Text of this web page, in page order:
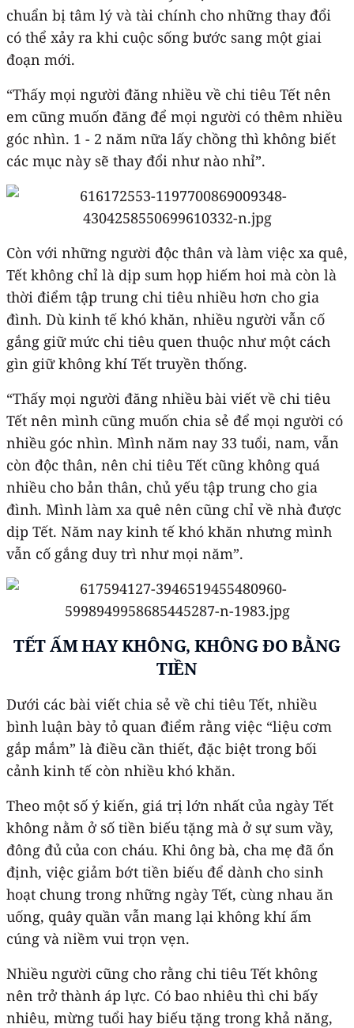
chuẩn bị tâm lý và tài chính cho những thay đổi
có thể xảy ra khi cuộc sống bước sang một giai
đoạn mới.
“Thấy mọi người đăng nhiều về chi tiêu Tết nên
em cũng muốn đăng để mọi người có thêm nhiều
góc nhìn. 1 - 2 năm nữa lấy chồng thì không biết
các mục này sẽ thay đổi như nào nhỉ”.
Còn với những người độc thân và làm việc xa quê,
Tết không chỉ là dịp sum họp hiếm hoi mà còn là
thời điểm tập trung chi tiêu nhiều hơn cho gia
đình. Dù kinh tế khó khăn, nhiều người vẫn cố
gắng giữ mức chi tiêu quen thuộc như một cách
gìn giữ không khí Tết truyền thống.
“Thấy mọi người đăng nhiều bài viết về chi tiêu
Tết nên mình cũng muốn chia sẻ để mọi người có
nhiều góc nhìn. Mình năm nay 33 tuổi, nam, vẫn
còn độc thân, nên chi tiêu Tết cũng không quá
nhiều cho bản thân, chủ yếu tập trung cho gia
đình. Mình làm xa quê nên cũng chỉ về nhà được
dịp Tết. Năm nay kinh tế khó khăn nhưng mình
vẫn cố gắng duy trì như mọi năm”.
TẾT ẤM HAY KHÔNG, KHÔNG ĐO BẰNG
TIỀN
Dưới các bài viết chia sẻ về chi tiêu Tết, nhiều
bình luận bày tỏ quan điểm rằng việc “liệu cơm
gắp mắm” là điều cần thiết, đặc biệt trong bối
cảnh kinh tế còn nhiều khó khăn.
Theo một số ý kiến, giá trị lớn nhất của ngày Tết
không nằm ở số tiền biếu tặng mà ở sự sum vầy,
đông đủ của con cháu. Khi ông bà, cha mẹ đã ổn
định, việc giảm bớt tiền biếu để dành cho sinh
hoạt chung trong những ngày Tết, cùng nhau ăn
uống, quây quần vẫn mang lại không khí ấm
cúng và niềm vui trọn vẹn.
Nhiều người cũng cho rằng chi tiêu Tết không
nên trở thành áp lực. Có bao nhiêu thì chi bấy
nhiêu, mừng tuổi hay biếu tặng trong khả năng,